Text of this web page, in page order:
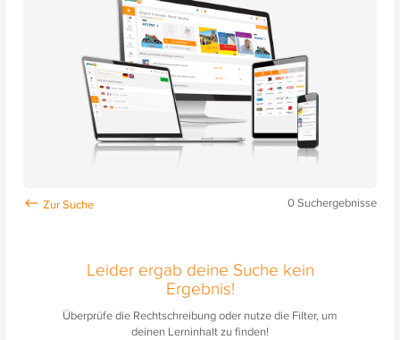
0Suchergebnisse
Leider ergab deine Suche kein
Ergebnis!
Überprüfe die Rechtschreibung oder nutze die Filter, um
deinen Lerninhalt zu finden!